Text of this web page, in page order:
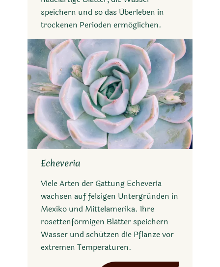
speichern und so das Überleben in
trockenen Perioden ermöglichen.
Echeveria
Viele Arten der Gattung Echeveria
wachsen auf felsigen Untergründen in
Mexiko und Mittelamerika. Ihre
rosettenförmigen Blätter speichern
Wasser und schützen die Pflanze vor
extremen Temperaturen.